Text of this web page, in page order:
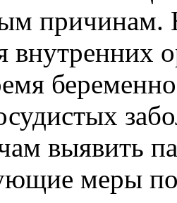
причинам.
внутренних
выявить
меры